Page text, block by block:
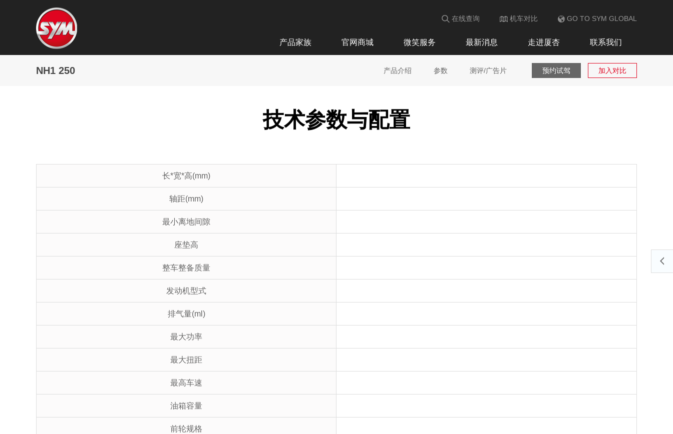
在线查询 机车对比 GO TO SYM GLOBAL
产品家族 官网商城 微笑服务 最新消息 走进厦杏 联系我们
NH1 250 产品介绍 参数 测评/广告片 预约试驾 加入对比
技术参数与配置
长*宽*高(mm)
轴距(mm)
最小离地间隙
座垫高
整车整备质量
发动机型式
排气量(ml)
最大功率
最大扭距
最高车速
油箱容量
前轮规格